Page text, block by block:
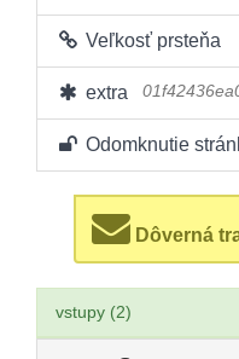
Veľkosť prsteňa
extra
Odomknutie
Dôverná
vstupy (2)